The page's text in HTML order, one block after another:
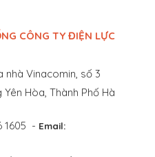
CÔNG TY ĐIỆN LỰC
nhà Vinacomin, số 3
Hòa, Thành Phố Hà
1605 - Email: